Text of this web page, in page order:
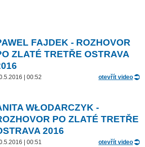
FAJDEK - ROZHOVOR
ZLATÉ TRETŘE OSTRAVA
| 00:52 otevřít video
WŁODARCZYK -
PO ZLATÉ TRETŘE
2016
| 00:51 otevřít video